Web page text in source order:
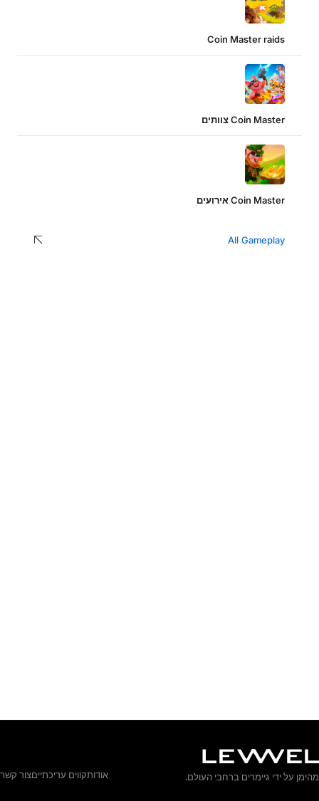
Coin Master raids
Coin Master צוותים
Coin Master אירועים
All Gameplay
מהימן על ידי גיימרים ברחבי העולם. אודותקווים עריכתייםצור קשר